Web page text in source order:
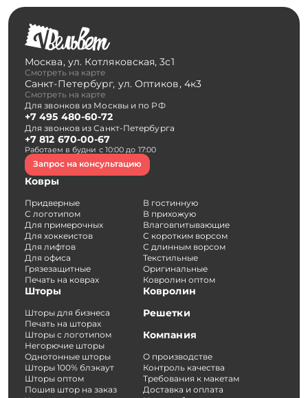
Москва, ул. Котляковская, 3с1
Смотреть на карте
Санкт-Петербург, ул. Оптиков, 4к3
Смотреть на карте
Для звонков из Москвы и по РФ
+7 495 480-60-72
Для звонков из Санкт-Петербурга
+7 812 670-00-67
Работаем в будни с 10:00 до 17:00
Запрос на консультацию
Ковры
Придверные
С логотипом
Для примерочных
Для хоккеистов
Для лифтов
Для офиса
Грязезащитные
Печать на коврах
В гостинную
В прихожую
Влаговпитывающие
С коротким ворсом
С длинным ворсом
Текстильные
Оригинальные
Ковролин оптом
Шторы
Шторы для бизнеса
Печать на шторах
Шторы с логотипом
Негорючие шторы
Однотонные шторы
Шторы 100% блэкаут
Шторы оптом
Пошив штор на заказ
Ковролин
Решетки
Компания
О производстве
Контроль качества
Требования к макетам
Доставка и оплата